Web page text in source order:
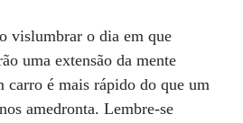
vislumbrar o dia em que
uma extensão da mente
carro é mais rápido do que um
amedronta. Lembre-se